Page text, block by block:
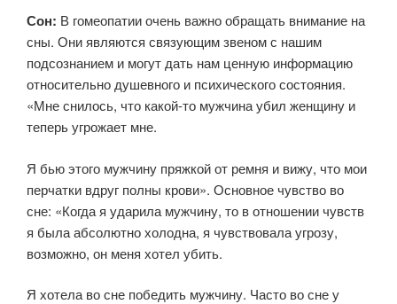
Сон: В гомеопатии очень важно обращать внимание на
сны. Они являются связующим звеном с нашим
подсознанием и могут дать нам ценную информацию
относительно душевного и психического состояния.
«Мне снилось, что какой-то мужчина убил женщину и
теперь угрожает мне.
Я бью этого мужчину пряжкой от ремня и вижу, что мои
перчатки вдруг полны крови». Основное чувство во
сне: «Когда я ударила мужчину, то в отношении чувств
я была абсолютно холодна, я чувствовала угрозу,
возможно, он меня хотел убить.
Я хотела во сне победить мужчину. Часто во сне у